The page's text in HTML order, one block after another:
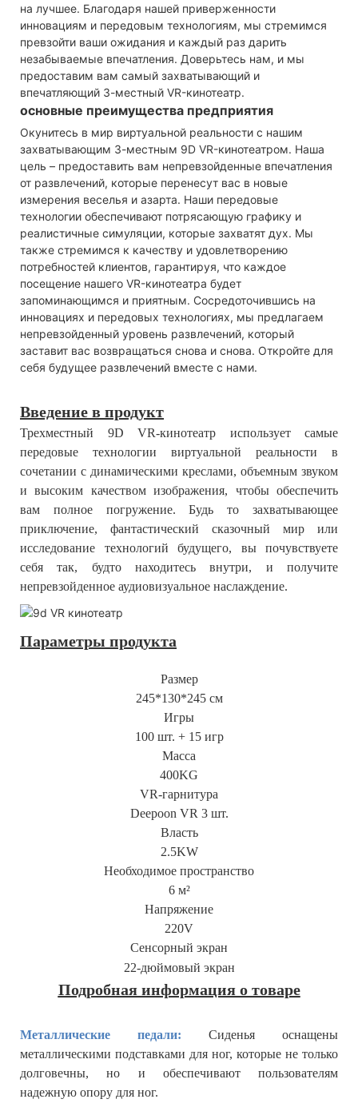
на лучшее. Благодаря нашей приверженности
инновациям и передовым технологиям, мы стремимся
превзойти ваши ожидания и каждый раз дарить
незабываемые впечатления. Доверьтесь нам, и мы
предоставим вам самый захватывающий и
впечатляющий 3-местный VR-кинотеатр.
основные преимущества предприятия
Окунитесь в мир виртуальной реальности с нашим
захватывающим 3-местным 9D VR-кинотеатром. Наша
цель – предоставить вам непревзойденные впечатления
от развлечений, которые перенесут вас в новые
измерения веселья и азарта. Наши передовые
технологии обеспечивают потрясающую графику и
реалистичные симуляции, которые захватят дух. Мы
также стремимся к качеству и удовлетворению
потребностей клиентов, гарантируя, что каждое
посещение нашего VR-кинотеатра будет
запоминающимся и приятным. Сосредоточившись на
инновациях и передовых технологиях, мы предлагаем
непревзойденный уровень развлечений, который
заставит вас возвращаться снова и снова. Откройте для
себя будущее развлечений вместе с нами.
Введение в продукт
Трехместный 9D VR-кинотеатр использует самые
передовые технологии виртуальной реальности в
сочетании с динамическими креслами, объемным звуком
и высоким качеством изображения, чтобы обеспечить
вам полное погружение. Будь то захватывающее
приключение, фантастический сказочный мир или
исследование технологий будущего, вы почувствуете
себя так, будто находитесь внутри, и получите
непревзойденное аудиовизуальное наслаждение.
Параметры продукта
Размер
245*130*245 см
Игры
100 шт. + 15 игр
Масса
400KG
VR-гарнитура
Deepoon VR 3 шт.
Власть
2.5KW
Необходимое пространство
6 м²
Напряжение
220V
Сенсорный экран
22-дюймовый экран
Подробная информация о товаре
Металлические педали:
Сиденья оснащены
металлическими подставками для ног, которые не только
долговечны, но и обеспечивают пользователям
надежную опору для ног.